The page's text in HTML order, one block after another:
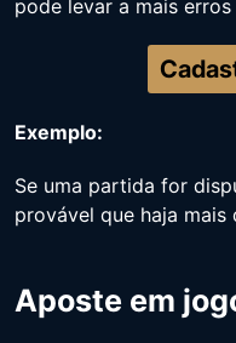
pode levar a mais
Exemplo:
Se uma partida for
provável que haja mais
Aposte em